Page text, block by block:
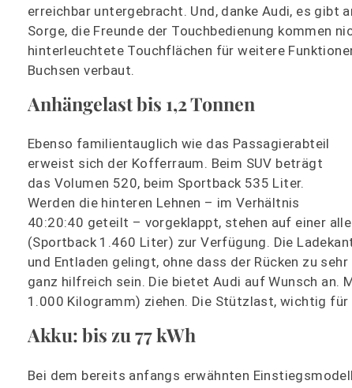
erreichbar untergebracht. Und, danke Audi, es gibt
Sorge, die Freunde der Touchbedienung kommen
hinterleuchtete Touchflächen für weitere
Buchsen verbaut.
Anhängelast bis 1,2 Tonnen
Ebenso familientauglich wie das Passagierabteil
erweist sich der Kofferraum. Beim SUV beträgt
das Volumen 520, beim Sportback 535 Liter.
Werden die hinteren Lehnen – im Verhältnis
40:20:40 geteilt – vorgeklappt, stehen auf einer
(Sportback 1.460 Liter) zur Verfügung. Die
und Entladen gelingt, ohne dass der Rücken zu
ganz hilfreich sein. Die bietet Audi auf Wunsch an.
1.000 Kilogramm) ziehen. Die Stützlast, wichtig
Akku: bis zu 77 kWh
Bei dem bereits anfangs erwähnten